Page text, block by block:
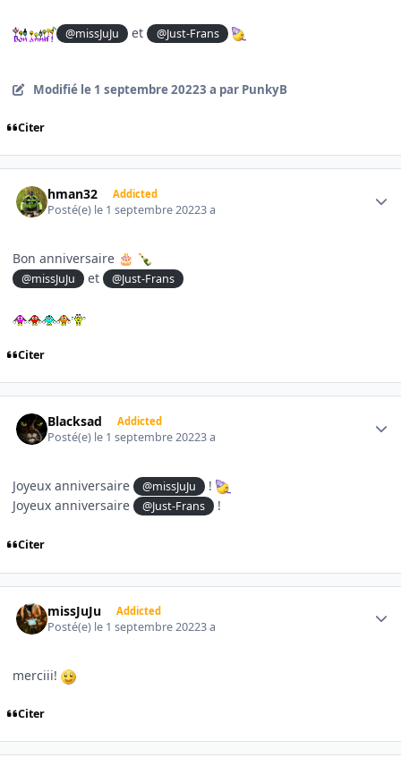
@missJuJu et @Just-Frans
Modifié le 1 septembre 20223 a par PunkyB
Citer
hman32 Addicted
Posté(e) le 1 septembre 20223 a
Bon anniversaire 🎂 🍾
@missJuJu et @Just-Frans
Citer
Blacksad Addicted
Posté(e) le 1 septembre 20223 a
Joyeux anniversaire @missJuJu
!
Joyeux anniversaire
@Just-Frans !
Citer
missJuJu Addicted
Posté(e) le 1 septembre 20223 a
merciii!
Citer